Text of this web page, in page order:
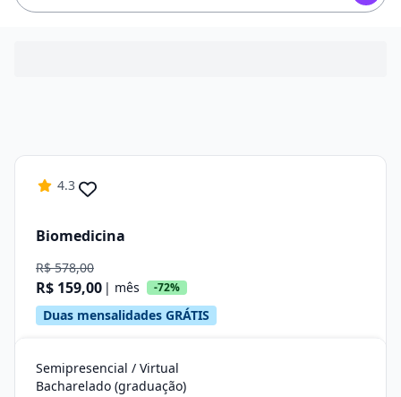
4.3
Biomedicina
R$ 578,00
R$ 159,00 | mês -72%
Duas mensalidades GRÁTIS
Semipresencial / Virtual
Bacharelado (graduação)